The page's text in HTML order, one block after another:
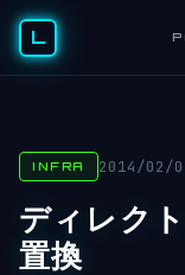
L
INFRA 2014/02/
ディレク
置換